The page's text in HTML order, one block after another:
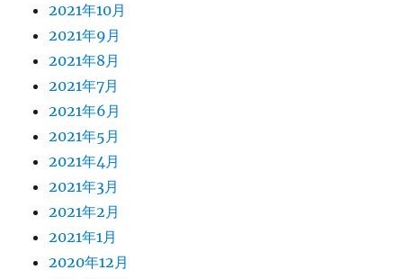
2021年10月
2021年9月
2021年8月
2021年7月
2021年6月
2021年5月
2021年4月
2021年3月
2021年2月
2021年1月
2020年12月